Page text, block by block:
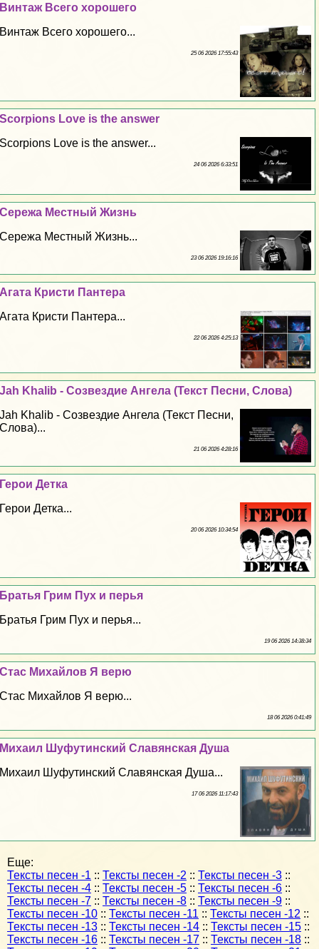
Винтаж Всего хорошего
Винтаж Всего хорошего...
25 06 2026 17:55:43
Scorpions Love is the answer
Scorpions Love is the answer...
24 06 2026 6:33:51
Сережа Местный Жизнь
Сережа Местный Жизнь...
23 06 2026 19:16:16
Агата Кристи Пантера
Агата Кристи Пантера...
22 06 2026 4:25:13
Jah Khalib - Созвездие Ангела (Текст Песни, Слова)
Jah Khalib - Созвездие Ангела (Текст Песни,
Слова)...
21 06 2026 4:28:16
Герои Детка
Герои Детка...
20 06 2026 10:34:54
Братья Грим Пух и перья
Братья Грим Пух и перья...
19 06 2026 14:38:34
Стас Михайлов Я верю
Стас Михайлов Я верю...
18 06 2026 0:41:49
Михаил Шуфутинский Славянская Душа
Михаил Шуфутинский Славянская Душа...
17 06 2026 11:17:43
Еще:
Тексты песен -1 :: Тексты песен -2 :: Тексты песен -3 ::
Тексты песен -4 :: Тексты песен -5 :: Тексты песен -6 ::
Тексты песен -7 :: Тексты песен -8 :: Тексты песен -9 ::
Тексты песен -10 :: Тексты песен -11 :: Тексты песен -12 ::
Тексты песен -13 :: Тексты песен -14 :: Тексты песен -15 ::
Тексты песен -16 :: Тексты песен -17 :: Тексты песен -18 ::